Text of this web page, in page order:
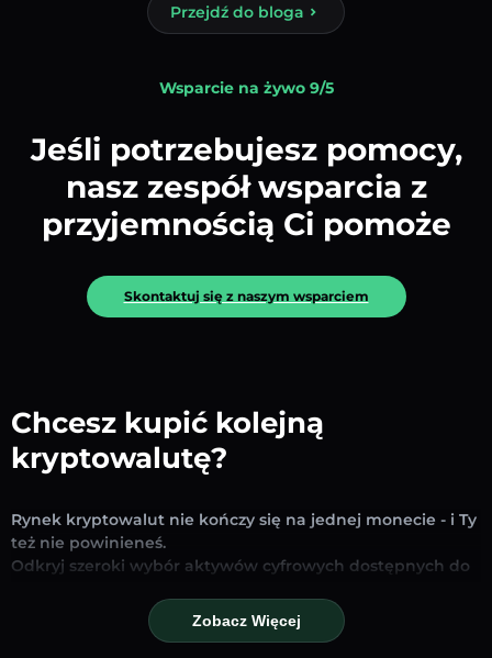
Przejdź do bloga
Wsparcie na żywo 9/5
Jeśli potrzebujesz pomocy,
nasz zespół wsparcia z
przyjemnością Ci pomoże
Skontaktuj się z naszym wsparciem
Chcesz kupić kolejną
kryptowalutę?
Rynek kryptowalut nie kończy się na jednej monecie - i Ty
też nie powinieneś.
Odkryj szeroki wybór aktywów cyfrowych dostępnych do
tego, czy szukasz uznanych stablecoinów, obiecujących
altcoinów czy nowych trendujących tokenów – znajdziesz
Zobacz Więcej